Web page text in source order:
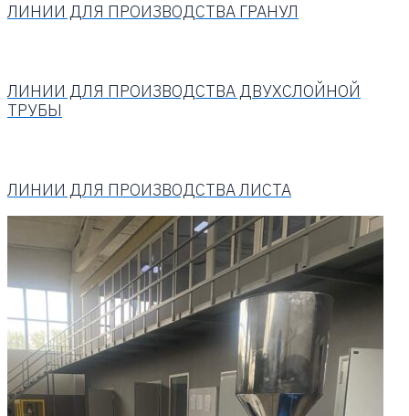
ЛИНИИ ДЛЯ ПРОИЗВОДСТВА ГРАНУЛ
ЛИНИИ ДЛЯ ПРОИЗВОДСТВА ДВУХСЛОЙНОЙ
ТРУБЫ
ЛИНИИ ДЛЯ ПРОИЗВОДСТВА ЛИСТА